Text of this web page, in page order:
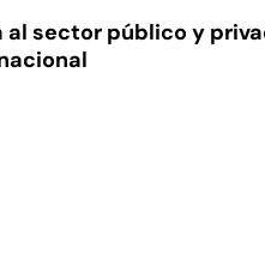
sector público y